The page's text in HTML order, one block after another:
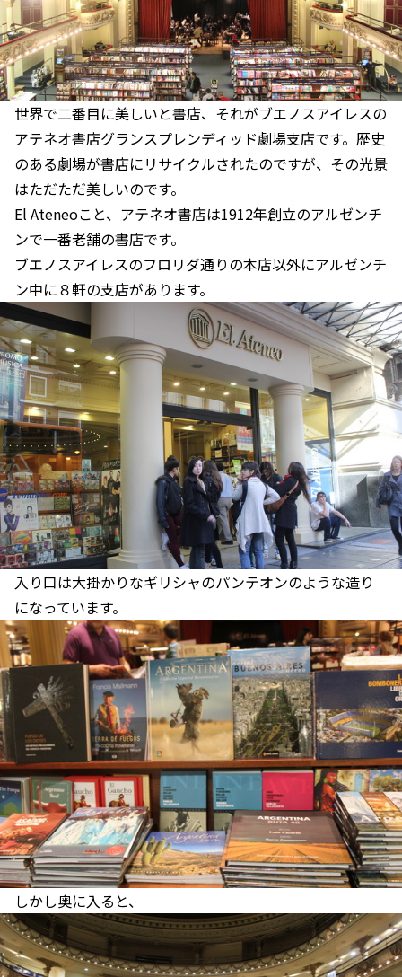
世界で二番目に美しいと書店、それがブエノスアイレスの
アテネオ書店グランスプレンディッド劇場支店です。歴史
のある劇場が書店にリサイクルされたのですが、その光景
はただただ美しいのです。
El Ateneoこと、アテネオ書店は1912年創立のアルゼンチ
ンで一番老舗の書店です。
ブエノスアイレスのフロリダ通りの本店以外にアルゼンチ
ン中に８軒の支店があります。
入り口は大掛かりなギリシャのパンテオンのような造り
になっています。
しかし奥に入ると、